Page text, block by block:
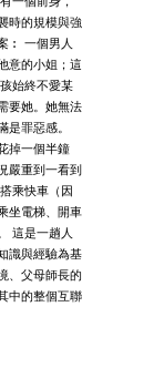
時的規模與強
︰ 一個男人
意的小姐；這
始終不愛某
要她。她無法
是罪惡感。
掉一個半鐘
嚴重到一看到
乘快車（因
坐電梯、開車
這是一趟人
識與經驗為基
、父母師長的
中的整個互聯